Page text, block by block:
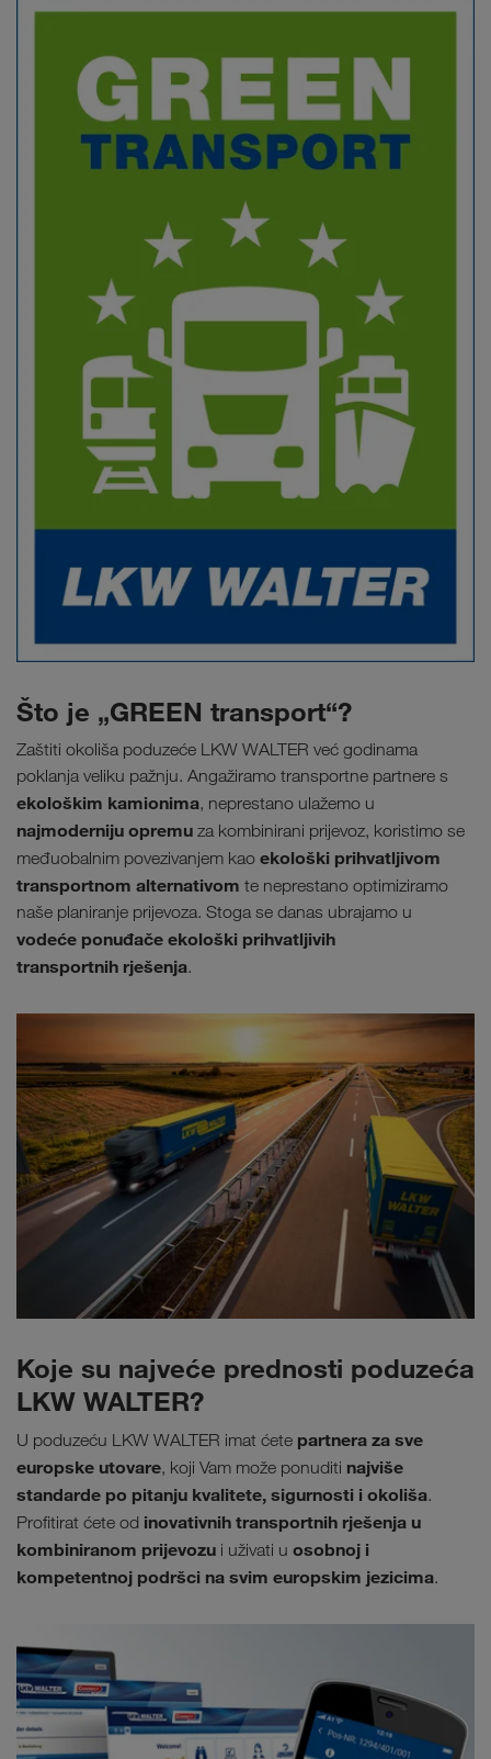
Što je „GREEN transport“?
Zaštiti okoliša poduzeće LKW WALTER već godinama
poklanja veliku pažnju. Angažiramo transportne partnere s
ekološkim kamionima, neprestano ulažemo u
najmoderniju opremu za kombinirani prijevoz, koristimo se
međuobalnim povezivanjem kao ekološki prihvatljivom
transportnom alternativom te neprestano optimiziramo
naše planiranje prijevoza. Stoga se danas ubrajamo u
vodeće ponuđače ekološki prihvatljivih
transportnih rješenja.
Koje su najveće prednosti poduzeća
LKW WALTER?
U poduzeću LKW WALTER imat ćete partnera za sve
europske utovare, koji Vam može ponuditi najviše
standarde po pitanju kvalitete, sigurnosti i okoliša.
Profitirat ćete od inovativnih transportnih rješenja u
kombiniranom prijevozu i uživati u osobnoj i
kompetentnoj podršci na svim europskim jezicima.